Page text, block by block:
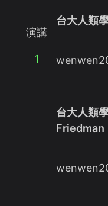
演講
1
台大人類
台大人類
Friedman